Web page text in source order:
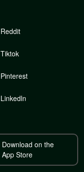
Reddit
Tiktok
Pinterest
Linkedln
Download on the
App Store